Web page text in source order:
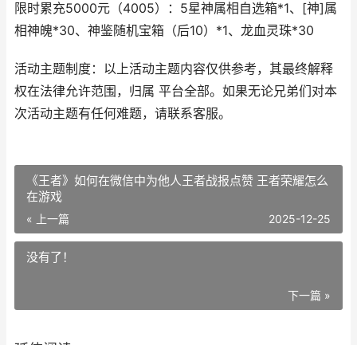
限时累充5000元（4005）：5星神属相自选箱*1、[神]属
相神魄*30、神鉴随机宝箱（后10）*1、龙血灵珠*30
活动主题制度：以上活动主题内容仅供参考，其最终解释
权在法律允许范围，归属 平台全部。如果无论兄弟们对本
次活动主题有任何难题，请联系客服。
《王者》如何在微信中为他人王者战报点赞 王者荣耀怎么
在游戏
« 上一篇 2025-12-25
没有了！
下一篇 »